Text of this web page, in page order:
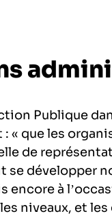
Publique
« que les
de
développer
encore à
niveaux, et